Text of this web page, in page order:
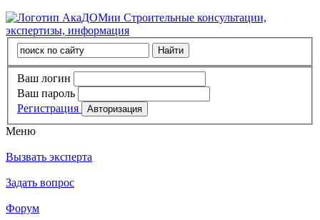
Строительные консультации,
экспертизы, информация
Ваш логин
Ваш пароль
Регистрация
Меню
Вызвать эксперта
Задать вопрос
Форум